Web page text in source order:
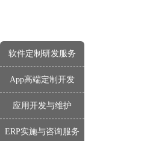
软件定制研发服务
App高端定制开发
应用开发与维护
ERP实施与咨询服务